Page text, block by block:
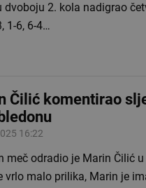
dvoboju 2. kola nadigrao
1-6, 6-4…
Čilić komentirao
16:22
meč odradio je Marin Čilić
vrlo malo prilika, Marin je